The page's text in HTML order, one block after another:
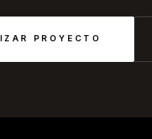
PROYECTO